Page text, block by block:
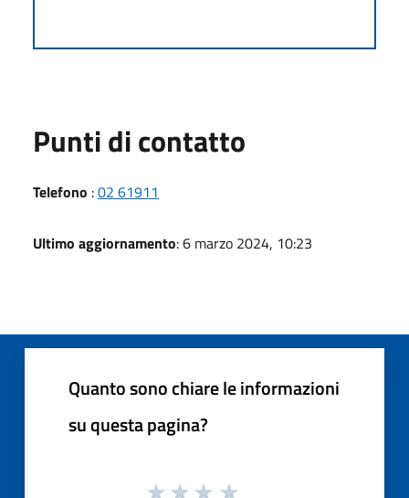
Punti di contatto
Telefono :02 61911
Ultimo aggiornamento: 6 marzo 2024, 10:23
Quanto sono chiare le informazioni
su questa pagina?